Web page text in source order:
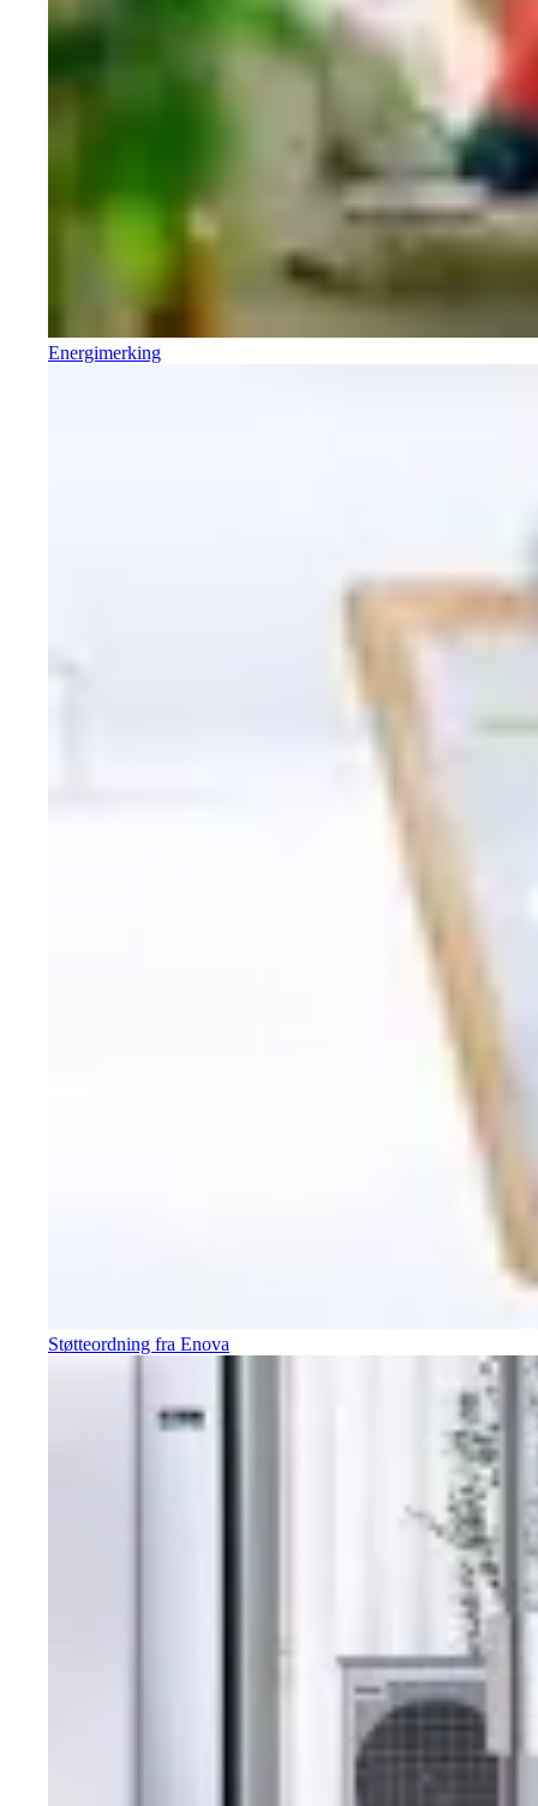
Energimerking
Støtteordning fra Enova